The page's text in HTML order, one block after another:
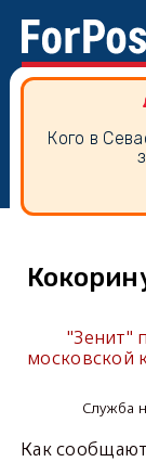
Кого в
"Зенит"
московской
Служба
Как